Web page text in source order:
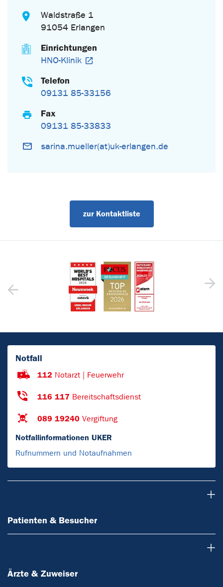
Waldstraße 1
91054 Erlangen
Einrichtungen
HNO-Klinik
Telefon
09131 85-33156
Fax
09131 85-33833
sarina.mueller(at)uk-erlangen.de
zur Kontaktliste
Notfall
112 Notarzt | Feuerwehr
116 117 Bereitschaftsdienst
089 19240 Vergiftung
Notfallinformationen UKER
Rufnummern und Notaufnahmen
Patienten & Besucher
Ärzte & Zuweiser